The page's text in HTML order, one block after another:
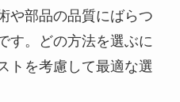
や部品の品質にばらつ
す。どの方法を選ぶに
トを考慮して最適な選